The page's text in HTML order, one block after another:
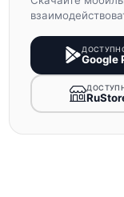
Google